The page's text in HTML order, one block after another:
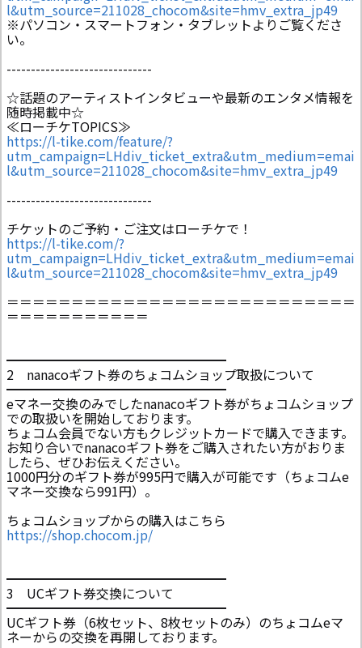
l&utm_source=211028_chocom&site=hmv_extra_jp49
※パソコン・スマートフォン・タブレットよりご覧くださ
い。
------------------------------
☆話題のアーティストインタビューや最新のエンタメ情報を
随時掲載中☆
≪ローチケTOPICS≫
https://l-tike.com/feature/?
utm_campaign=LHdiv_ticket_extra&utm_medium=emai
l&utm_source=211028_chocom&site=hmv_extra_jp49
------------------------------
チケットのご予約・ご注文はローチケで！
https://l-tike.com/?
utm_campaign=LHdiv_ticket_extra&utm_medium=emai
l&utm_source=211028_chocom&site=hmv_extra_jp49
＝＝＝＝＝＝＝＝＝＝＝＝＝＝＝＝＝＝＝＝＝＝＝＝＝＝＝
＝＝＝＝＝＝＝＝＝＝＝
━━━━━━━━━━━━━━━━━
2 nanacoギフト券のちょコムショップ取扱について
━━━━━━━━━━━━━━━━━
eマネー交換のみでしたnanacoギフト券がちょコムショップ
での取扱いを開始しております。
ちょコム会員でない方もクレジットカードで購入できます。
お知り合いでnanacoギフト券をご購入されたい方がおりま
したら、ぜひお伝えください。
1000円分のギフト券が995円で購入が可能です（ちょコムe
マネー交換なら991円）。
ちょコムショップからの購入はこちら
https://shop.chocom.jp/
━━━━━━━━━━━━━━━━━
3 UCギフト券交換について
━━━━━━━━━━━━━━━━━
UCギフト券（6枚セット、8枚セットのみ）のちょコムeマ
ネーからの交換を再開しております。